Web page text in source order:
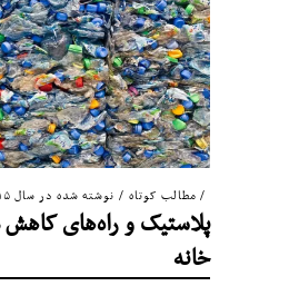
مطالب کوتاه / نوشته شده در سال ۲۰۱۵
پلاستیک و راه‌های
خانه